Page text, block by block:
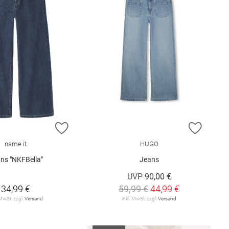
HINZUFÜGEN
name it
"NKFBella"
34,99 €
zzgl.Versand
ZUR
HUGO
Jeans
UVP 90,00 €
59,99 €44,99 €
inkl. MwSt. zzgl.Versand